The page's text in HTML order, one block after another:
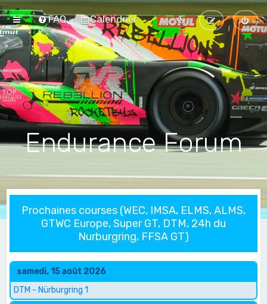
FAQ Calendrier
Endurance Forum
Prochaines courses (WEC, IMSA, ELMS, ALMS,
GTWC Europe, Super GT, DTM, 24h du
Nurburgring, FFSA GT)
samedi, 15 août 2026
DTM - Nürburgring 1